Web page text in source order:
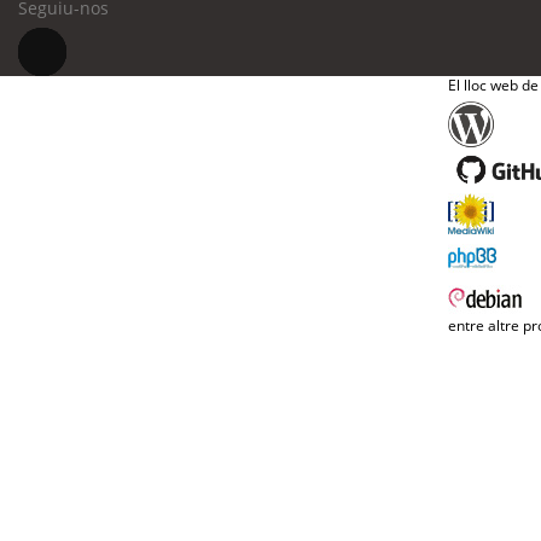
Seguiu-nos
El lloc web
entre altre